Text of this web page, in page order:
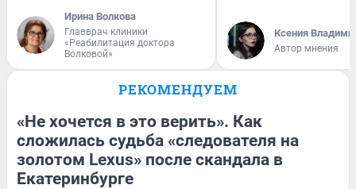
Ирина Волкова
Главврач клиники
«Реабилитация доктора
Волковой»
Ксения
Автор мнения
РЕКОМЕНДУЕМ
«Не хочется в это верить». Как
сложилась судьба «следователя на
золотом Lexus» после скандала в
Екатеринбурге